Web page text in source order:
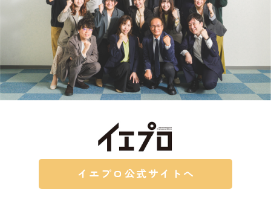
イエプロ公式サイトへ